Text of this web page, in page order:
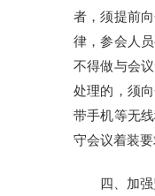
者，须提前
律，参会人
不得做与会
处理的，须
带手机等无
守会议着装
四、加